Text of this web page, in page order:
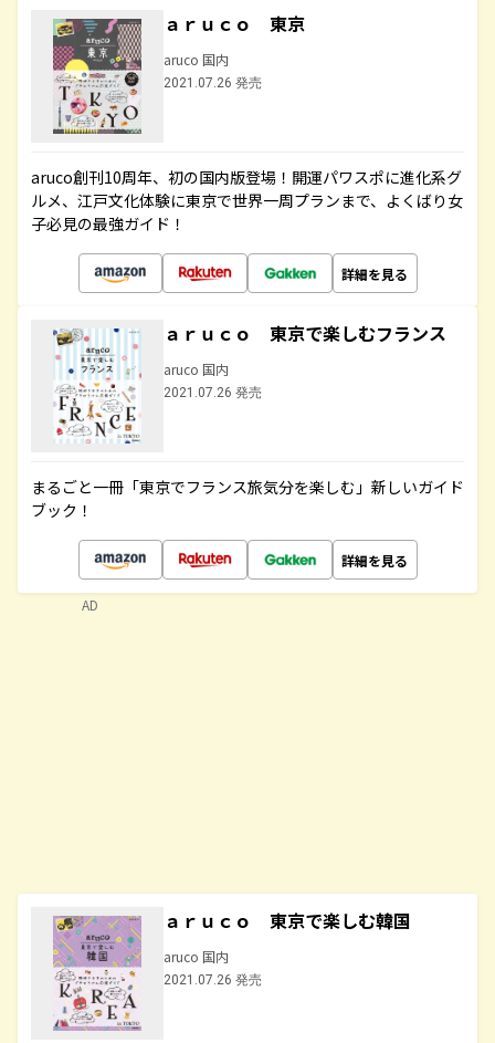
ａｒｕｃｏ 東京
aruco 国内
2021.07.26 発売
aruco創刊10周年、初の国内版登場！開運パワスポに進化系グ
ルメ、江戸文化体験に東京で世界一周プランまで、よくばり女
子必見の最強ガイド！
詳細を見る
ａｒｕｃｏ 東京で楽しむフランス
aruco 国内
2021.07.26 発売
まるごと一冊「東京でフランス旅気分を楽しむ」新しいガイド
ブック！
詳細を見る
ａｒｕｃｏ 東京で楽しむ韓国
aruco 国内
2021.07.26 発売
AD